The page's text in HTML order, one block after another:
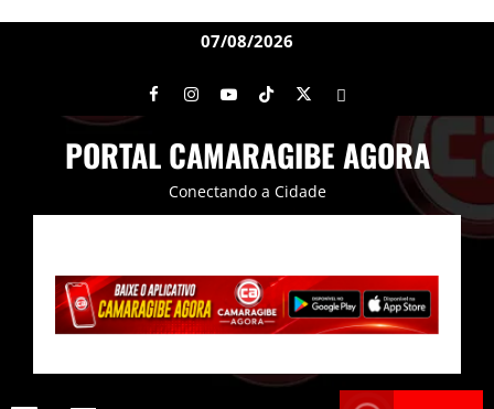
07/08/2026
PORTAL CAMARAGIBE AGORA
Conectando a Cidade